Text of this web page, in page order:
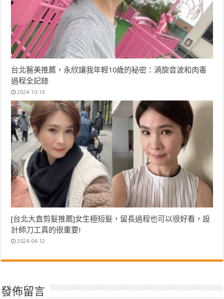
台北醫美推薦，永欣讓我年輕10歲的秘密：渦旋音波和肉毒
過程全記錄
2024-10-16
[台北大直剪髮推薦]女生極短髮，留長過程也可以很好看，設
計師刀工真的很重要!
2024-04-12
發佈留言